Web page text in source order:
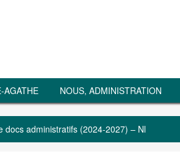
AGATHE NOUS, ADMINISTRATION
docs administratifs (2024-2027) – Nl